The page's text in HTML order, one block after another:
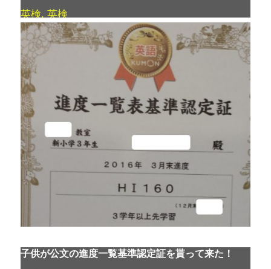
英検, 英検
子供が公文の進度一覧基準認定証を貰って来た！